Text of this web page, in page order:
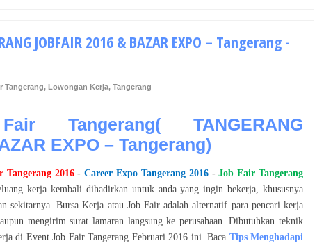
JOBFAIR 2016 & BAZAR EXPO – Tangerang -
Tangerang, Lowongan Kerja, Tangerang
Tangerang( TANGERANG
EXPO – Tangerang)
Tangerang 2016-Career Expo Tangerang 2016-Job FairTangerang
kerja kembali dihadirkan untuk anda yang ingin bekerja, khususnya
sekitarnya. Bursa Kerja atau Job Fair adalah alternatif para pencari kerja
mengirim surat lamaran langsung ke perusahaan. Dibutuhkan teknik
di Event Job Fair Tangerang Februari 2016 ini. Baca Tips Menghadapi